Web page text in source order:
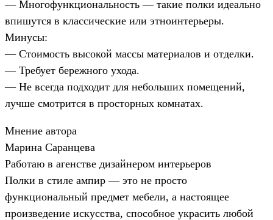
— Многофункциональность — такие полки идеально
впишутся в классические или этноинтерьеры.
Минусы:
— Стоимость высокой массы материалов и отделки.
— Требует бережного ухода.
— Не всегда подходит для небольших помещений,
лучше смотрится в просторных комнатах.
Мнение автора
Марина Саранцева
Работаю в агенстве дизайнером интерьеров
Полки в стиле ампир — это не просто
функциональный предмет мебели, а настоящее
произведение искусства, способное украсить любой